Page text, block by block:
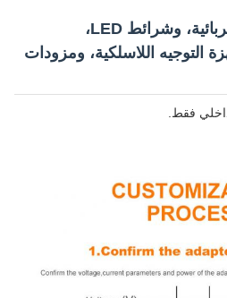
مثالي لأفران الشواء الكهربائية، وشرائط LED،
اللاسلكية، ومزودات
فقط.